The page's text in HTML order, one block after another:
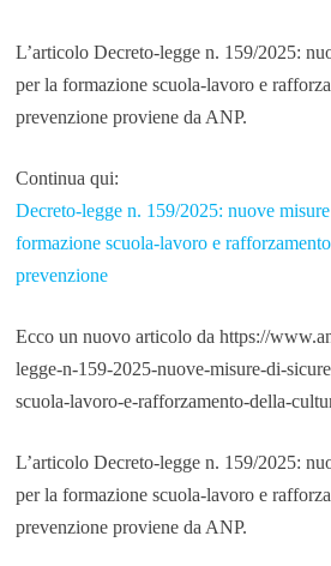
L’articolo Decreto-legge n. 159/2025:
per la formazione scuola-lavoro e
prevenzione proviene da ANP.
Continua qui:
Decreto-legge n. 159/2025: nuove
formazione scuola-lavoro e
prevenzione
Ecco un nuovo articolo da https://
legge-n-159-2025-nuove-misure-di-
scuola-lavoro-e-rafforzamento-della-
L’articolo Decreto-legge n. 159/2025:
per la formazione scuola-lavoro e
prevenzione proviene da ANP.